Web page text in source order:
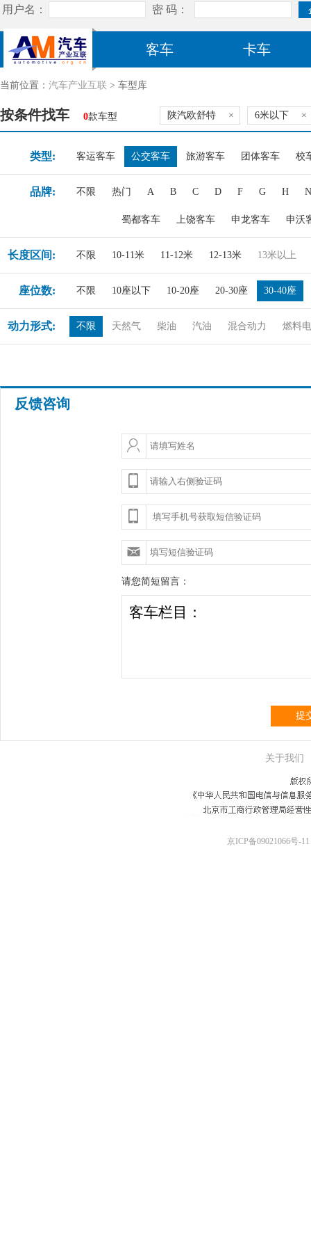
客车 卡车
当前位置： 汽车产业互联 > 车型库
按条件找车 0款车型 陕汽欧舒特 × 6米以下 ×
类型: 客运客车 公交客车 旅游客车 团体客车 校
品牌: 不限 热门 A B C D F G H N
蜀都客车 上饶客车 申龙客车 申沃
长度区间: 不限 10-11米 11-12米 12-13米 13米以上
座位数: 不限 10座以下 10-20座 20-30座 30-40座
动力形式: 不限 天然气 柴油 汽油 混合动力 燃料
反馈咨询
请您简短留言：
提
关于我们
京ICP备09021066号-11